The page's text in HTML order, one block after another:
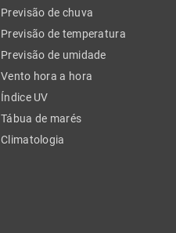
Previsão de chuva
Previsão de temperatura
Previsão de umidade
Vento hora a hora
Índice UV
Tábua de marés
Climatologia